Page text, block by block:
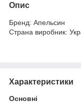
Опис
Бренд: Апельсин
Страна виробник:
Характеристики
Основні